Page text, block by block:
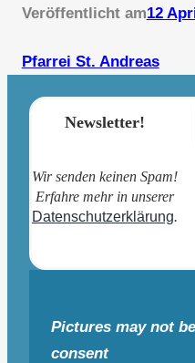
Veröffentlicht am12
Pfarrei St. Andreas
Newsletter!
Wir senden keinen Spam!
Erfahre mehr in unserer
Datenschutzerklärung.
Pictures may not
consent